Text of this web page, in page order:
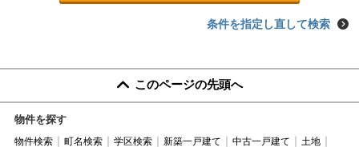
条件を指定し直して検索
このページの先頭へ
物件を探す
物件検索 町名検索 学区検索 新築一戸建て 中古一戸建て
土地